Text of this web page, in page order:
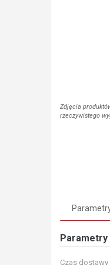
Zdjęcia
rzeczywistego
Czas dostawy